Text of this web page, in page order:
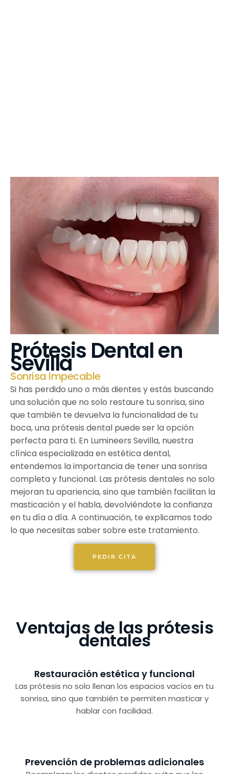
Prótesis Dental en
Sevilla
Sonrisa Impecable
Si has perdido uno o más dientes y estás buscando
una solución que no solo restaure tu sonrisa, sino
que también te devuelva la funcionalidad de tu
boca, una prótesis dental puede ser la opción
perfecta para ti. En Lumineers Sevilla, nuestra
clínica especializada en estética dental,
entendemos la importancia de tener una sonrisa
completa y funcional. Las prótesis dentales no solo
mejoran tu apariencia, sino que también facilitan la
masticación y el habla, devolviéndote la confianza
en tu día a día. A continuación, te explicamos todo
lo que necesitas saber sobre este tratamiento.
PEDIR CITA
Ventajas de las prótesis
dentales
Restauración estética y funcional
Las prótesis no solo llenan los espacios vacíos en tu
sonrisa, sino que también te permiten masticar y
hablar con facilidad.
Prevención de problemas adicionales